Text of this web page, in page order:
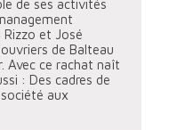
de ses activités
et José
de Balteau
Avec ce rachat naît
: Des cadres de
aux